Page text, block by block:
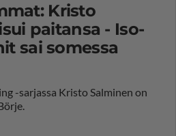
Kristo
paitansa - Iso-
sai somessa
-sarjassa Kristo Salminen on